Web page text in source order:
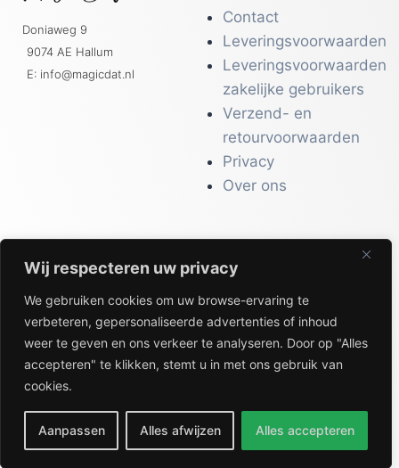
Wij respecteren uw privacy
We gebruiken cookies om uw browse-ervaring te
verbeteren, gepersonaliseerde advertenties of inhoud
weer te geven en ons verkeer te analyseren. Door op "Alles
accepteren" te klikken, stemt u in met ons gebruik van
cookies.
Aanpassen Alles afwijzen Alles accepteren
Doniaweg 9
9074 AE Hallum
E: info@magicdat.nl
Contact
Leveringsvoorwaarden
Leveringsvoorwaarden
zakelijke gebruikers
Verzend- en
retourvoorwaarden
Privacy
Over ons
CATALOGI
Workwear &
Veiligheid
Kantoor & Receptie
Gezondheid & Beauty
Keuken & Horeca